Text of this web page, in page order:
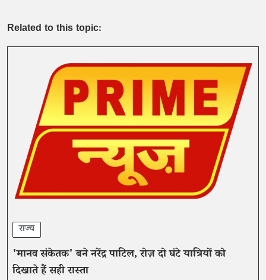
Related to this topic:
राज्य
'मानव संकेतक' बने नरेंद्र पाटिल, रोज़ दो घंटे यात्रियों को
दिखाते हैं सही रास्ता